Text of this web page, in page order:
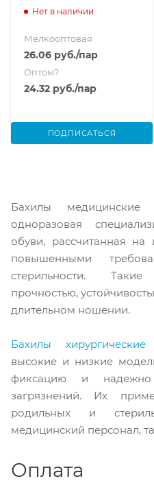
Нет в наличии
Мелкооптовая
26.06 руб./пар
Оптом?
24.32 руб./пар
ПОДПИСАТЬСЯ
Бахилы
одноразовая
обуви, рассчитанная на
повышенными
стерильности.
прочностью,
длительном ношении.
Бахилы
высокие и низкие
фиксацию и
загрязнений. Их
родильных и
медицинский персонал,
Оплата